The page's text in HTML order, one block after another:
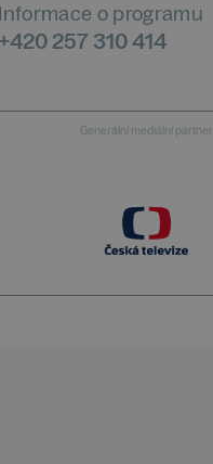
Informace o programu
+420 257 310 414
Generální mediální partner